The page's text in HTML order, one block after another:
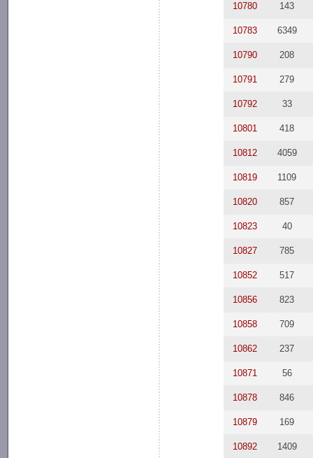
10780 143
10783 6349
10790 208
10791 279
10792 33
10801 418
10812 4059
10819 1109
10820 857
10823 40
10827 785
10852 517
10856 823
10858 709
10862 237
10871 56
10878 846
10879 169
10892 1409